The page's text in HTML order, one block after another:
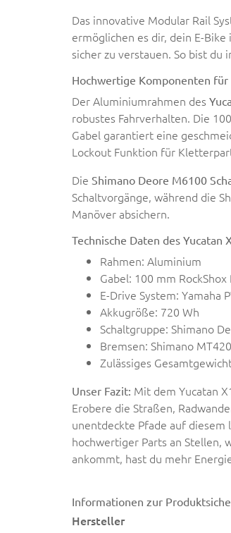
Das innovative Modular Rail
ermöglichen es dir, dein E-
sicher zu verstauen. So bist
Hochwertige Komponenten
Der Aluminiumrahmen des
robustes Fahrverhalten. Die
Gabel garantiert eine
Lockout Funktion für
Die Shimano Deore M6100
Schaltvorgänge, während die
Manöver absichern.
Technische Daten des Yucatan
Rahmen: Aluminium
Gabel: 100 mm
E-Drive System: Yamaha
Akkugröße: 720 Wh
Schaltgruppe: Shimano
Bremsen: Shimano MT420
Zulässiges
Unser Fazit: Mit dem Yucatan
Erobere die Straßen,
unentdeckte Pfade auf diesem
hochwertiger Parts an Stellen,
ankommt, hast du mehr
Informationen zur
Hersteller